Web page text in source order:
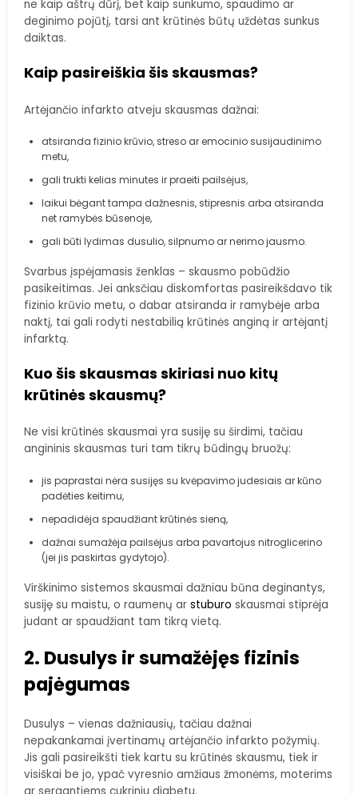
ne kaip aštrų dūrį, bet kaip sunkumo, spaudimo ar
deginimo pojūtį, tarsi ant krūtinės būtų uždėtas sunkus
daiktas.
Kaip pasireiškia šis skausmas?
Artėjančio infarkto atveju skausmas dažnai:
atsiranda fizinio krūvio, streso ar emocinio susijaudinimo
metu,
gali trukti kelias minutes ir praeiti pailsėjus,
laikui bėgant tampa dažnesnis, stipresnis arba atsiranda
net ramybės būsenoje,
gali būti lydimas dusulio, silpnumo ar nerimo jausmo.
Svarbus įspėjamasis ženklas – skausmo pobūdžio
pasikeitimas. Jei anksčiau diskomfortas pasireikšdavo tik
fizinio krūvio metu, o dabar atsiranda ir ramybėje arba
naktį, tai gali rodyti nestabilią krūtinės anginą ir artėjantį
infarktą.
Kuo šis skausmas skiriasi nuo kitų
krūtinės skausmų?
Ne visi krūtinės skausmai yra susiję su širdimi, tačiau
angininis skausmas turi tam tikrų būdingų bruožų:
jis paprastai nėra susijęs su kvėpavimo judesiais ar kūno
padėties keitimu,
nepadidėja spaudžiant krūtinės sieną,
dažnai sumažėja pailsėjus arba pavartojus nitroglicerino
(jei jis paskirtas gydytojo).
Virškinimo sistemos skausmai dažniau būna deginantys,
susiję su maistu, o raumenų ar stuburo skausmai stiprėja
judant ar spaudžiant tam tikrą vietą.
2. Dusulys ir sumažėjęs fizinis
pajėgumas
Dusulys – vienas dažniausių, tačiau dažnai
nepakankamai įvertinamų artėjančio infarkto požymių.
Jis gali pasireikšti tiek kartu su krūtinės skausmu, tiek ir
visiškai be jo, ypač vyresnio amžiaus žmonėms, moterims